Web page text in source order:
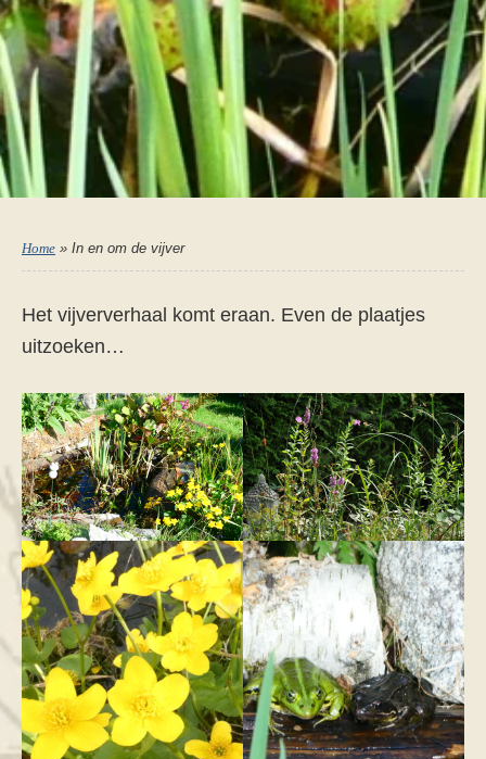
Home » In en om de vijver
Het vijververhaal komt eraan. Even de plaatjes
uitzoeken…